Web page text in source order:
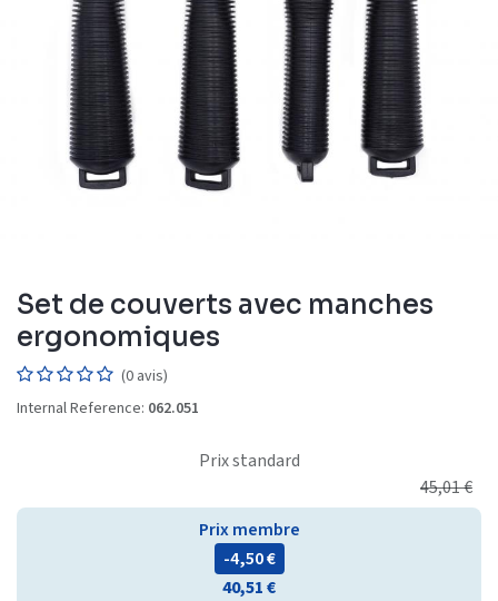
Set de couverts avec manches
ergonomiques
(0 avis)
Internal Reference: 062.051
Prix standard
45,01€
Prix membre
- 4,50€
40,51€